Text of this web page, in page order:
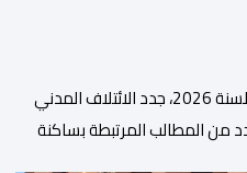
مع اقتراب الاستحقاقات التشريعية لسنة 2026، جدد الائتلاف المدني
من المطالب المرتبطة بساكنة